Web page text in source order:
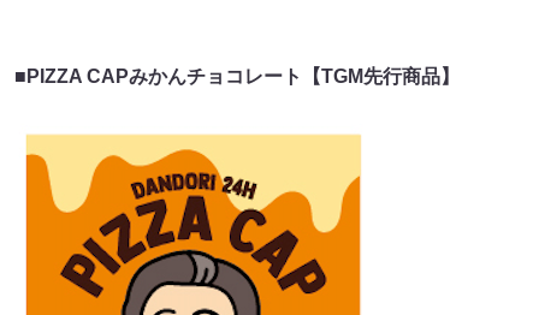
■PIZZA CAPみかんチョコレート【TGM先行商品】